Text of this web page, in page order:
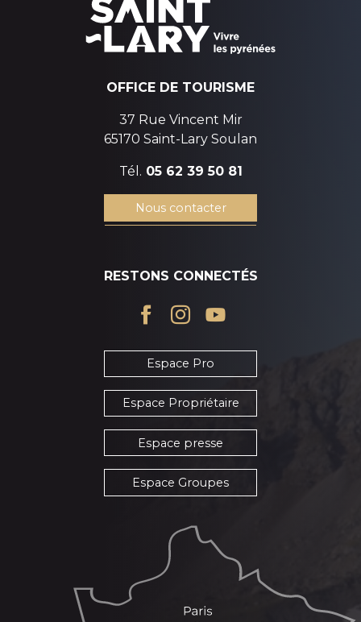
OFFICE DE TOURISME
37 Rue Vincent Mir
65170 Saint-Lary Soulan
Tél. 05 62 39 50 81
Nous contacter
RESTONS CONNECTÉS
Espace Pro
Espace Propriétaire
Espace presse
Espace Groupes